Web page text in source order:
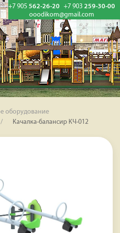
+7 905 562-26-20 +7 903 259-30-00
ooodikom@gmail.com
оборудование
Качалка-балансир КЧ-012